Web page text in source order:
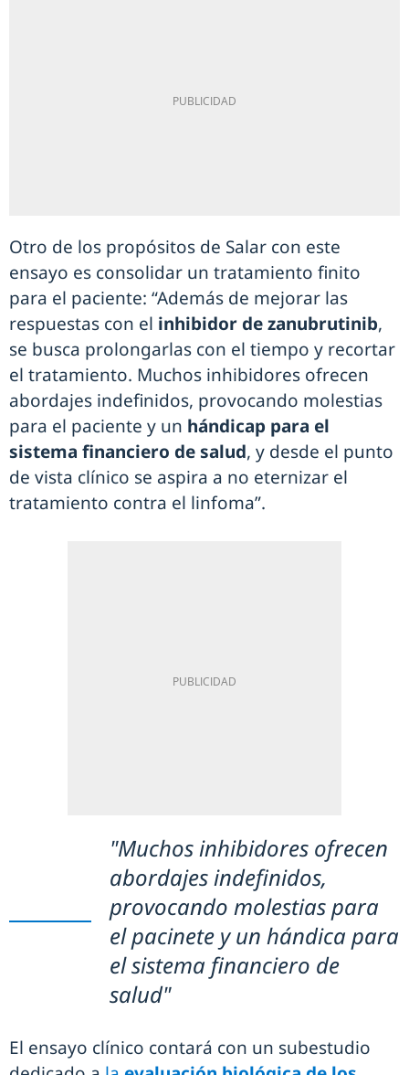
Otro de los propósitos de Salar con este
ensayo es consolidar un tratamiento finito
para el paciente: “Además de mejorar las
respuestas con el inhibidor de zanubrutinib,
se busca prolongarlas con el tiempo y recortar
el tratamiento. Muchos inhibidores ofrecen
abordajes indefinidos, provocando molestias
para el paciente y un hándicap para el
sistema financiero de salud, y desde el punto
de vista clínico se aspira a no eternizar el
tratamiento contra el linfoma”.
"Muchos inhibidores ofrecen
abordajes indefinidos,
provocando molestias para
el pacinete y un hándica para
el sistema financiero de
salud"
El ensayo clínico contará con un subestudio